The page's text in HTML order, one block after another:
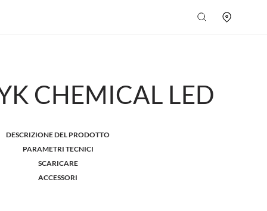
CHEMICAL LED
DESCRIZIONE DEL PRODOTTO
PARAMETRI TECNICI
SCARICARE
ACCESSORI